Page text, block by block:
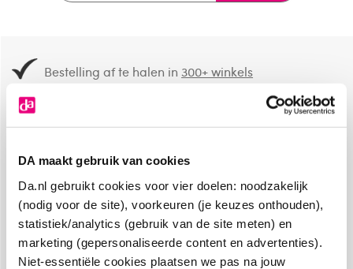
DA maakt gebruik van cookies
Da.nl gebruikt cookies voor vier doelen: noodzakelijk
(nodig voor de site), voorkeuren (je keuzes onthouden),
statistiek/analytics (gebruik van de site meten) en
marketing (gepersonaliseerde content en advertenties).
Niet-essentiële cookies plaatsen we pas na jouw
Bestelling af te halen in300+ winkels
8.6 uit4.106 reviews
Over DA
Klantenservice